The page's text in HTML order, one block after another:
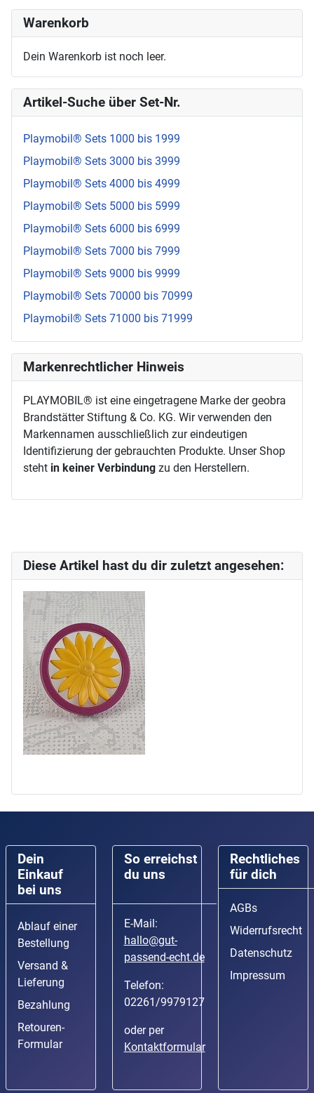
Warenkorb
Dein Warenkorb ist noch leer.
Artikel-Suche über Set-Nr.
Playmobil® Sets 1000 bis 1999
Playmobil® Sets 3000 bis 3999
Playmobil® Sets 4000 bis 4999
Playmobil® Sets 5000 bis 5999
Playmobil® Sets 6000 bis 6999
Playmobil® Sets 7000 bis 7999
Playmobil® Sets 9000 bis 9999
Playmobil® Sets 70000 bis 70999
Playmobil® Sets 71000 bis 71999
Markenrechtlicher Hinweis
PLAYMOBIL® ist eine eingetragene Marke der geobra
Brandstätter Stiftung & Co. KG. Wir verwenden den
Markennamen ausschließlich zur eindeutigen
Identifizierung der gebrauchten Produkte. Unser Shop
steht in keiner Verbindung zu den Herstellern.
Diese Artikel hast du dir zuletzt angesehen:
Dein
Einkauf
bei uns
Ablauf einer
Bestellung
Versand &
Lieferung
Bezahlung
Retouren-
Formular
So erreichst
du uns
E-Mail:
hallo@gut-
passend-echt.de
Telefon:
02261/9979127
oder per
Kontaktformular
Rechtliches
für dich
AGBs
Widerrufsrecht
Datenschutz
Impressum